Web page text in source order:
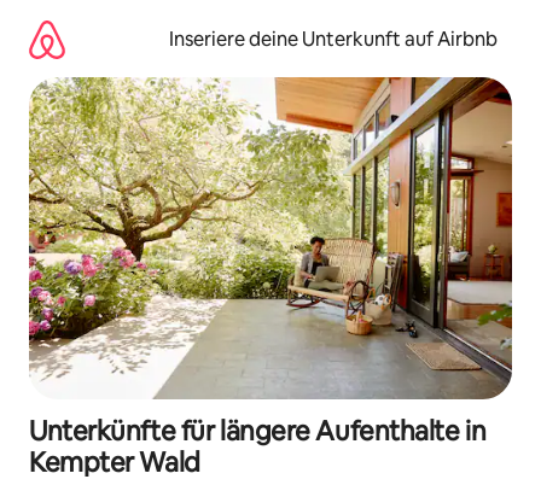
Inhalten
springen
Inseriere deine Unterkunft auf Airbnb
Unterkünfte für längere Aufenthalte in
Kempter Wald